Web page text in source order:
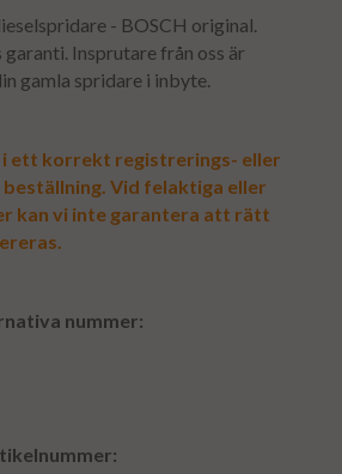
- BOSCH original.
garanti. Insprutare från oss är
gamla spridare i inbyte.
i ett korrekt registrerings- eller
Vid felaktiga eller
kan vi inte garantera att rätt
nummer: